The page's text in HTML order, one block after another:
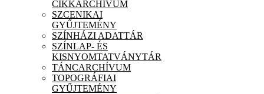
CIKKARCHÍVUM
SZCENIKAI
GYŰJTEMÉNY
SZÍNHÁZI ADATTÁR
SZÍNLAP- ÉS
KISNYOMTATVÁNYTÁR
TÁNCARCHÍVUM
TOPOGRÁFIAI
GYŰJTEMÉNY